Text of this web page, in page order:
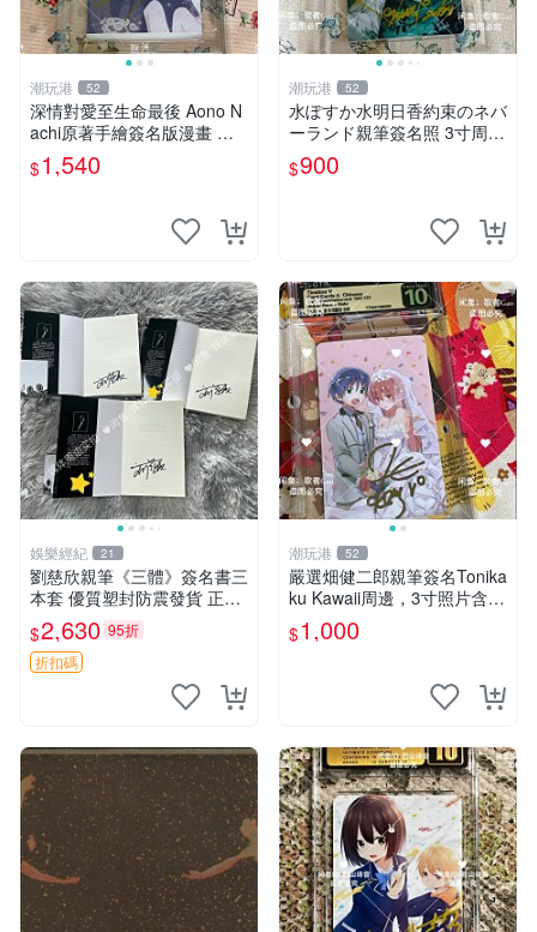
潮玩港 52
深情對愛至生命最後 Aono N
achi原著手繪簽名版漫畫 親
筆簽名限定收藏 命終不渝之
戀情 漫畫珍藏品
$1,540
潮玩港 52
水ぽすか水明日香約束のネバ
ーランド親筆簽名照 3寸周邊
照片 面簽正品 簽名照周邊
$900
娛樂經紀 21
劉慈欣親筆《三體》簽名書三
本套 優質塑封防震發貨 正版
收藏推薦 三體 經典 科幻小說
$2,630 95折
折扣碼
潮玩港 52
嚴選畑健二郎親筆簽名Tonika
ku Kawaii周邊，3寸照片含原
裝卡匣。收藏家直供，保真可
靠。 Tonikaku Kawaii 畑健二
$1,000